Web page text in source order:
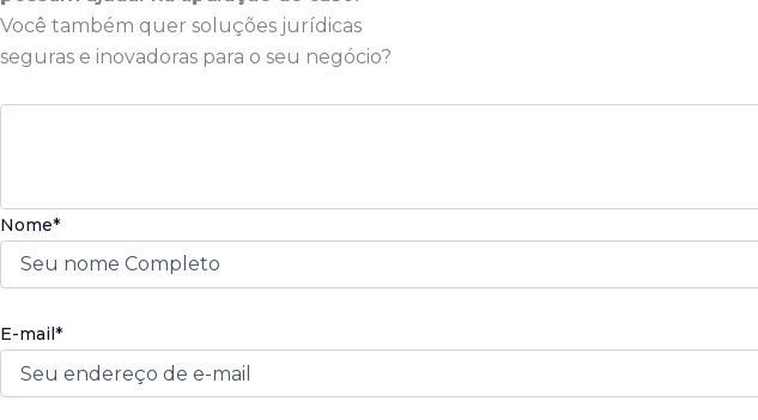
Você também quer soluções jurídicas
seguras e inovadoras para o seu negócio?
Nome*
E-mail*